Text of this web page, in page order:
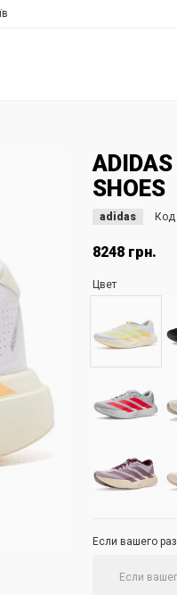
SHOES
adidas Код
8248 грн.
Цвет
Если вашего